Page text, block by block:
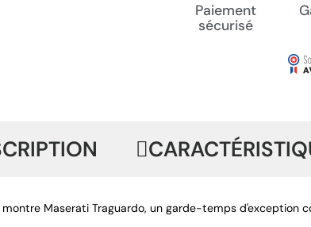
Paiement
sécurisé
Maserati Traguardo, un garde-temps d'exception